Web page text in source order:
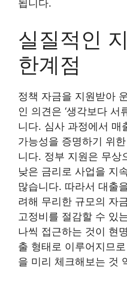
됩니다.
실질적인
한계점
정책 자금을 지원받아
인 의견은 ‘생각보다 서
니다. 심사 과정에서 매
가능성을 증명하기 위
니다. 정부 지원은 무상
낮은 금리로 사업을 지
많습니다. 따라서 대출
려해 무리한 규모의 자
고정비를 절감할 수 있
나씩 접근하는 것이 현
출 형태로 이루어지므
을 미리 체크해보는 것